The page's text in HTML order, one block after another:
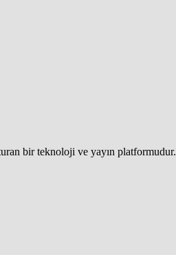
bir teknoloji ve yayın platformudur.